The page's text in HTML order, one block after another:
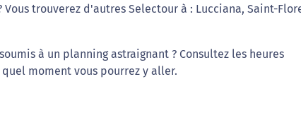
trouverez d'autres Selectour à : Lucciana, Saint-
à un planning astraignant ? Consultez les heures
moment vous pourrez y aller.